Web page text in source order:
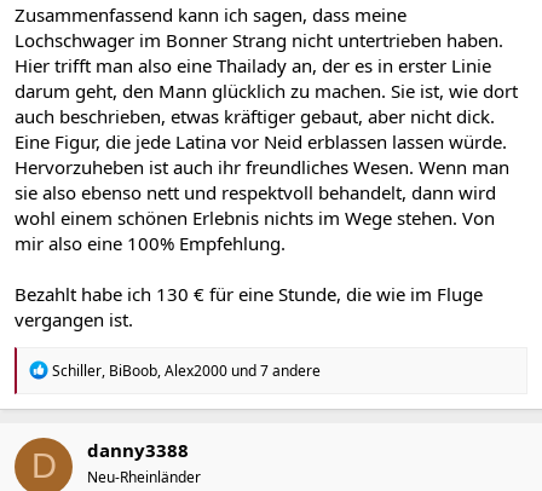
Zusammenfassend kann ich sagen, dass meine
Lochschwager im Bonner Strang nicht untertrieben haben.
Hier trifft man also eine Thailady an, der es in erster Linie
darum geht, den Mann glücklich zu machen. Sie ist, wie dort
auch beschrieben, etwas kräftiger gebaut, aber nicht dick.
Eine Figur, die jede Latina vor Neid erblassen lassen würde.
Hervorzuheben ist auch ihr freundliches Wesen. Wenn man
sie also ebenso nett und respektvoll behandelt, dann wird
wohl einem schönen Erlebnis nichts im Wege stehen. Von
mir also eine 100% Empfehlung.
Bezahlt habe ich 130 € für eine Stunde, die wie im Fluge
vergangen ist.
R
a
t
i
Schiller, BiBoob,Alex2000 und 7 andere
D danny3388
Neu-Rheinländer